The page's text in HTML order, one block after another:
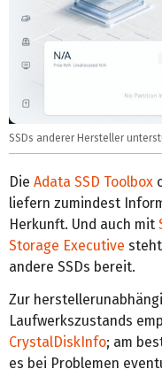
SSDs anderer Hersteller
Die Adata SSD Toolbox
liefern zumindest
Herkunft. Und auch mit
Storage Executive
andere SSDs bereit.
Zur
Laufwerkszustands
CrystalDiskInfo; am
es bei Problemen